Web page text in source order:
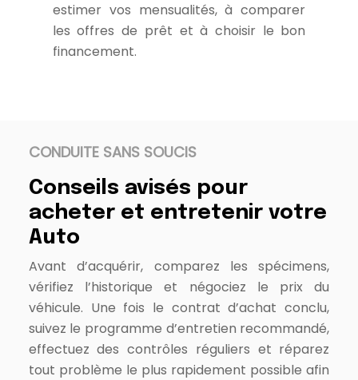
estimer vos mensualités, à comparer
les offres de prêt et à choisir le bon
financement.
CONDUITE SANS SOUCIS
Conseils avisés pour
acheter et entretenir votre
Auto
Avant d’acquérir, comparez les spécimens,
vérifiez l’historique et négociez le prix du
véhicule. Une fois le contrat d’achat conclu,
suivez le programme d’entretien recommandé,
effectuez des contrôles réguliers et réparez
tout problème le plus rapidement possible afin